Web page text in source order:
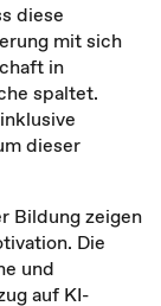
diese
mit sich
in
spaltet.
dieser
Bildung zeigen
Die
und
auf KI-